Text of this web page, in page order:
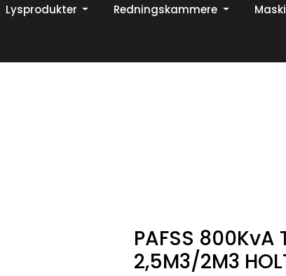
Din ekspert på brann og sikkerhetsløsninger!
Lysprodukter Redningskammere
PAFSS
2,5M3/2M3